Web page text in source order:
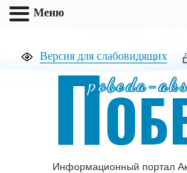
Версия для слабовидящих
pobeda-
П
Информационный портал
Меню